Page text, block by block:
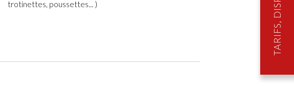
trotinettes, poussettes... )